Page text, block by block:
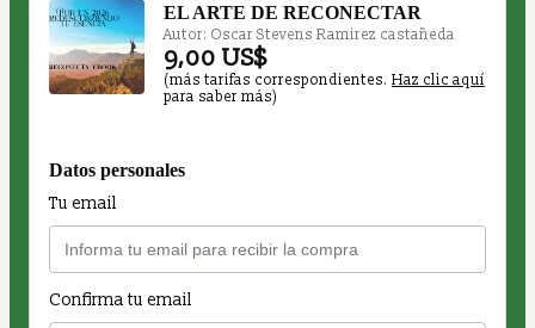
EL ARTE DE RECONECTAR
Autor: Oscar Stevens Ramirez castañeda
9,00 US$
(más tarifas correspondientes. Haz clic aquí
para saber más)
Datos personales
Tu email
Confirma tu email